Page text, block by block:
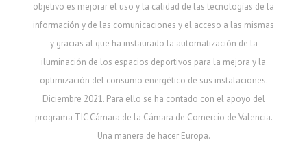
objetivo es mejorar el uso y la calidad de las tecnologías de la
información y de las comunicaciones y el acceso a las mismas
y gracias al que ha instaurado la automatización de la
iluminación de los espacios deportivos para la mejora y la
optimización del consumo energético de sus instalaciones.
Diciembre 2021. Para ello se ha contado con el apoyo del
programa TIC Cámara de la Cámara de Comercio de Valencia.
Una manera de hacer Europa.